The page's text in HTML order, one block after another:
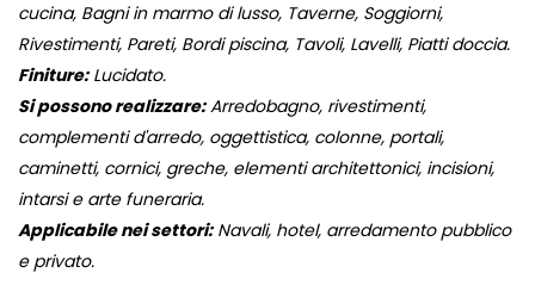
cucina, Bagni in marmo di lusso, Taverne, Soggiorni,
Rivestimenti, Pareti, Bordi piscina, Tavoli, Lavelli, Piatti doccia.
Finiture:Lucidato.
Si possono realizzare:Arredobagno, rivestimenti,
complementi d'arredo, oggettistica, colonne, portali,
caminetti, cornici, greche, elementi architettonici, incisioni,
intarsi e arte funeraria.
Applicabile nei settori:Navali, hotel, arredamento pubblico
e privato.